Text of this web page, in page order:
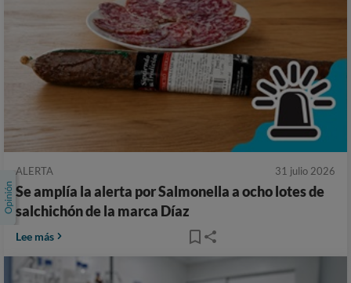
ALERTA 31 julio 2026
Se amplía la alerta por Salmonella a ocho lotes de
salchichón de la marca Díaz
Lee más